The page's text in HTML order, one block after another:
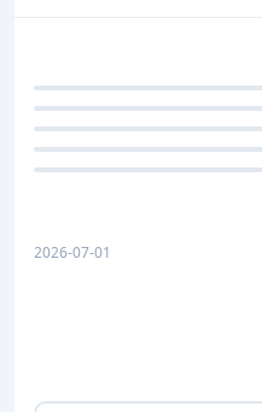
2026-07-01